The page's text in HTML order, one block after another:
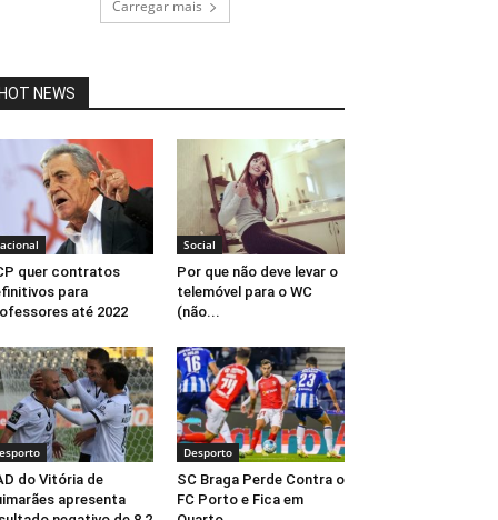
Carregar mais
HOT NEWS
quer contratos
para
até 2022
Social
Por que não deve levar o
telemóvel para o WC
(não...
do Vitória de
apresenta
Desporto
SC Braga Perde Contra o
FC Porto e Fica em